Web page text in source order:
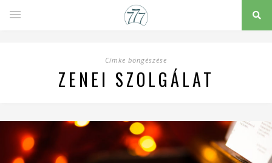
Címke böngészése
ZENEI SZOLGÁLAT